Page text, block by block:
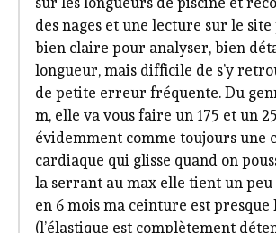
des nages et une lecture sur le
bien claire pour analyser, bien
longueur, mais difficile de s’y
de petite erreur fréquente. Du
m, elle va vous faire un 175 et un
évidemment comme toujours une
cardiaque qui glisse quand on
la serrant au max elle tient un
en 6 mois ma ceinture est presque
(l’élastique est complètement